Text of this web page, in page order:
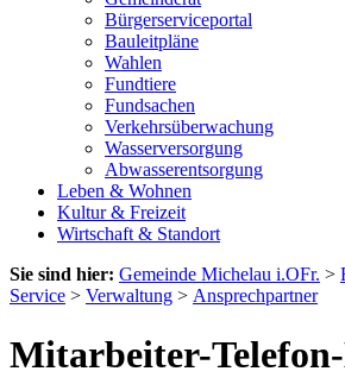
Bürgerserviceportal
Bauleitpläne
Wahlen
Fundtiere
Fundsachen
Verkehrsüberwachung
Wasserversorgung
Abwasserentsorgung
Leben & Wohnen
Kultur & Freizeit
Wirtschaft & Standort
Sie sind hier: Gemeinde Michelau i.OFr. >
Service > Verwaltung > Ansprechpartner
Mitarbeiter-